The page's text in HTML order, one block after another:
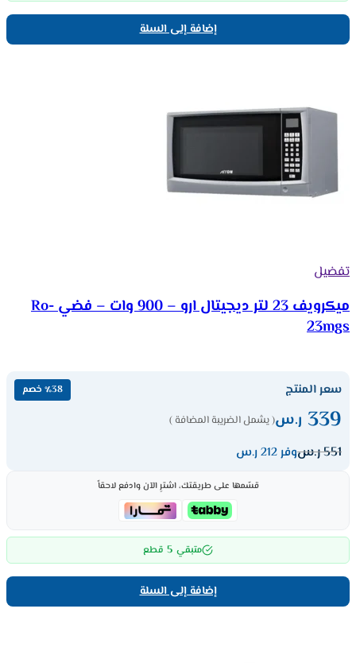
إضافة إلى السلة
تفضيل
ميكرويف 23 لتر ديجيتال ارو – 900 وات – فضي Ro-
23mgs
سعر المنتج ٪38 خصم
339 ر.س( يشمل الضريبة المضافة )
551ر.سوفر 212 ر.س
قسّمها على طريقتك، اشترِ الآن وادفع لاحقاً
متبقي 5 قطع
إضافة إلى السلة